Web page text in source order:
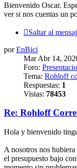
Bienvenido Oscar.
ver si nos cuentas un
Saltar al
porEnBici
Mar Abr 14,
Foro:
Tema: Rohloff
Respuestas: 1
Vistas: 78453
Re: Rohloff
Hola y bienvenido
A nosotros nos
el presupuesto bajo